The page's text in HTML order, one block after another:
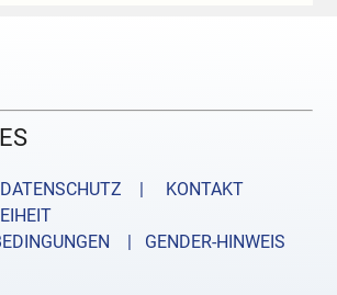
|
KONTAKT
| GENDER-HINWEIS